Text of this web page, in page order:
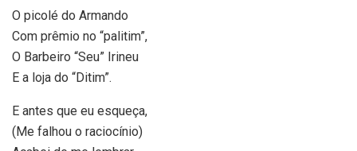
O picolé do Armando
Com prêmio no “palitim”,
O Barbeiro “Seu” Irineu
E a loja do “Ditim”.
E antes que eu esqueça,
(Me falhou o raciocínio)